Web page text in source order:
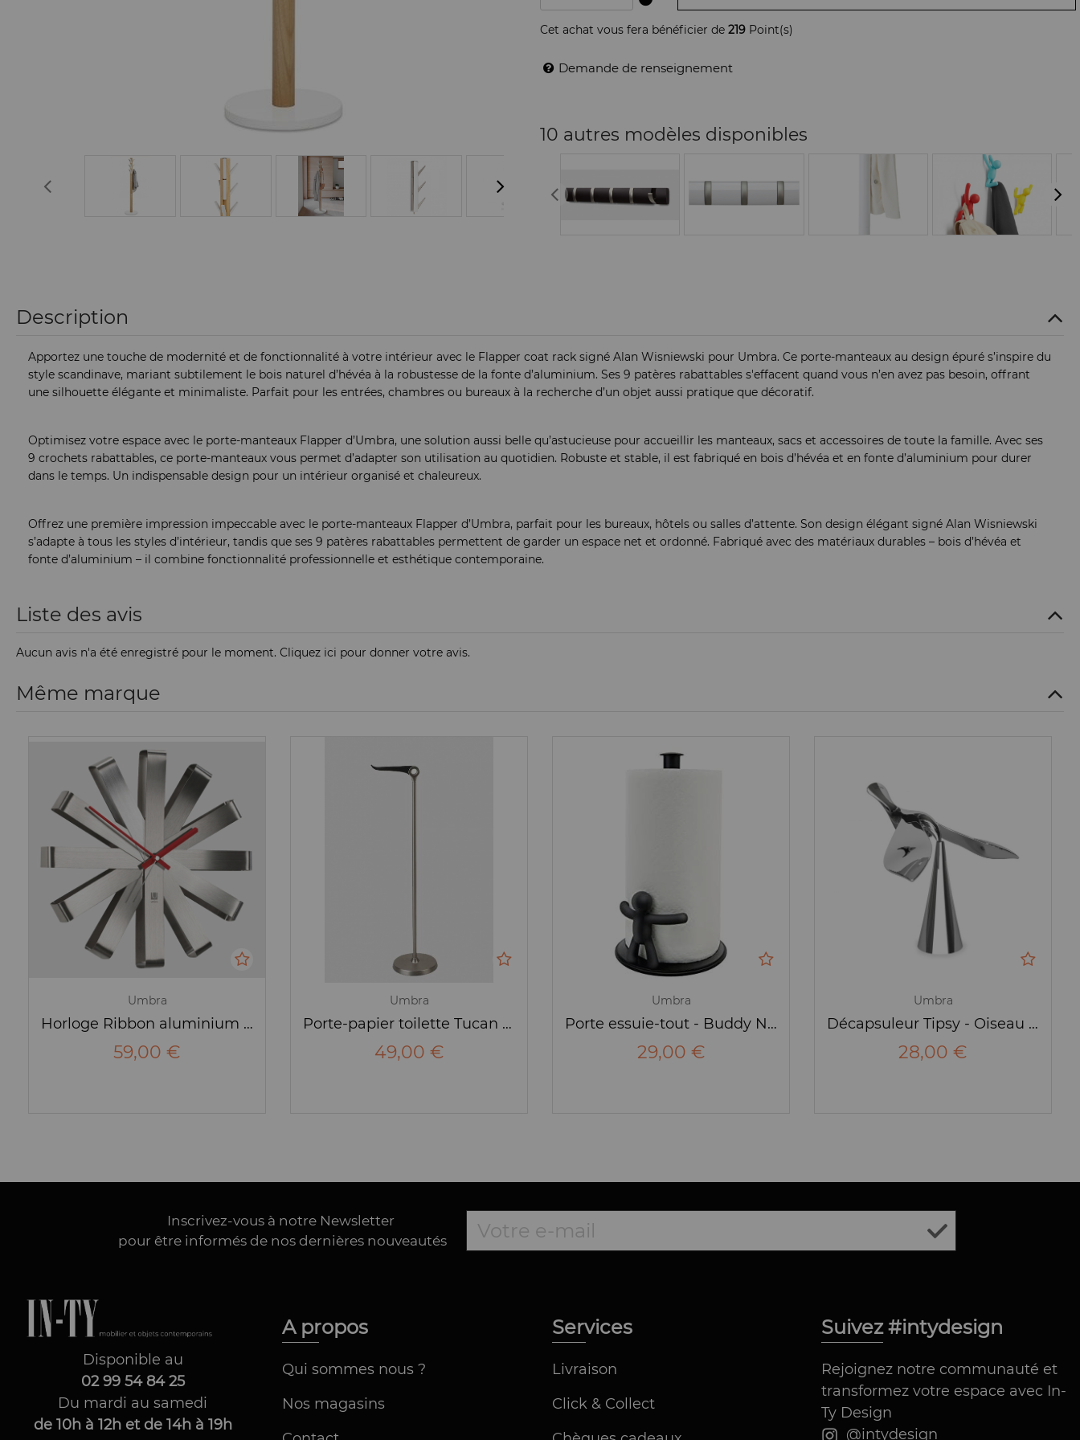
Cet achat vous fera bénéficier de 219 Point(s)
Demande de renseignement
10 autres modèles disponibles
Description
Apportez une touche de modernité et de fonctionnalité à votre intérieur avec le Flapper coat rack signé Alan Wisniewski pour Umbra. Ce porte-manteaux au design épuré s’inspire du
style scandinave, mariant subtilement le bois naturel d’hévéa à la robustesse de la fonte d’aluminium. Ses 9 patères rabattables s'effacent quand vous n’en avez pas besoin, offrant
une silhouette élégante et minimaliste. Parfait pour les entrées, chambres ou bureaux à la recherche d’un objet aussi pratique que décoratif.
Optimisez votre espace avec le porte-manteaux Flapper d’Umbra, une solution aussi belle qu’astucieuse pour accueillir les manteaux, sacs et accessoires de toute la famille. Avec ses
9 crochets rabattables, ce porte-manteaux vous permet d’adapter son utilisation au quotidien. Robuste et stable, il est fabriqué en bois d’hévéa et en fonte d’aluminium pour durer
dans le temps. Un indispensable design pour un intérieur organisé et chaleureux.
Offrez une première impression impeccable avec le porte-manteaux Flapper d’Umbra, parfait pour les bureaux, hôtels ou salles d’attente. Son design élégant signé Alan Wisniewski
s’adapte à tous les styles d’intérieur, tandis que ses 9 patères rabattables permettent de garder un espace net et ordonné. Fabriqué avec des matériaux durables – bois d’hévéa et
fonte d’aluminium – il combine fonctionnalité professionnelle et esthétique contemporaine.
Liste des avis
Aucun avis n'a été enregistré pour le moment. Cliquez ici pour donner votre avis.
Même marque
Umbra
Horloge Ribbon aluminium brossé - Umbra
59,00 €
Umbra
Porte-papier toilette Tucan - Umbra
49,00 €
Umbra
Porte essuie-tout - Buddy Noir - Umbra
29,00 €
Umbra
Décapsuleur Tipsy - Oiseau - Umbra
28,00 €
Inscrivez-vous à notre Newsletter
pour être informés de nos dernières nouveautés
Disponible au
02 99 54 84 25
Du mardi au samedi
de 10h à 12h et de 14h à 19h
A propos
Qui sommes nous ?
Nos magasins
Services
Livraison
Click & Collect
Suivez #intydesign
Rejoignez notre communauté et
transformez votre espace avec In-
Ty Design
@intydesign